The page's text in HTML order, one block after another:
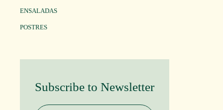
ENSALADAS
POSTRES
Subscribe to Newsletter